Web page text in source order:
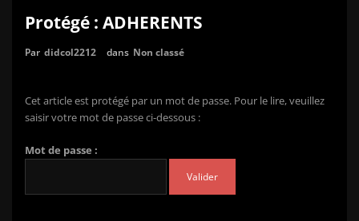
Protégé : ADHERENTS
Par didcol2212 dans Non classé
Cet article est protégé par un mot de passe. Pour le lire, veuillez
saisir votre mot de passe ci-dessous :
Mot de passe :